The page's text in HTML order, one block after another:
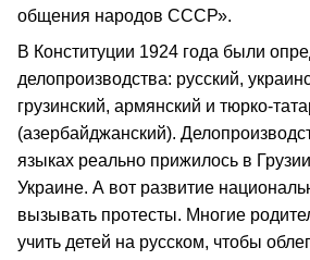
общения народов СССР».
В Конституции 1924 года были
делопроизводства: русский,
грузинский, армянский и тюрко-
(азербайджанский).
языках реально прижилось в
Украине. А вот развитие
вызывать протесты. Многие
учить детей на русском, чтобы